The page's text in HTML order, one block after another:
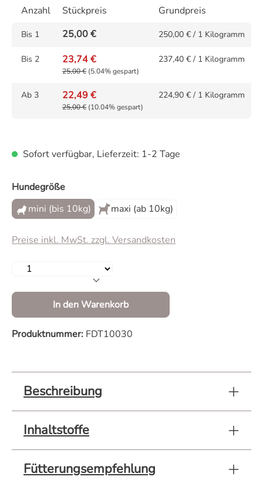
Anzahl Stückpreis Grundpreis
Bis 1 25,00 € 250,00 € / 1 Kilogramm
Bis 2 23,74 €
25,00 € (5.04% gespart)
237,40 € / 1 Kilogramm
Ab 3 22,49 €
25,00 € (10.04% gespart)
224,90 € / 1 Kilogramm
Sofort verfügbar, Lieferzeit: 1-2 Tage
Hundegrößeauswählen
mini (bis 10kg)
maxi (ab 10kg)
Preise inkl. MwSt. zzgl. Versandkosten
Produkt Anzahl: Gib den gewünschten
In den Warenkorb
Produktnummer: FDT10030
Beschreibung
Inhaltstoffe
Fütterungsempfehlung